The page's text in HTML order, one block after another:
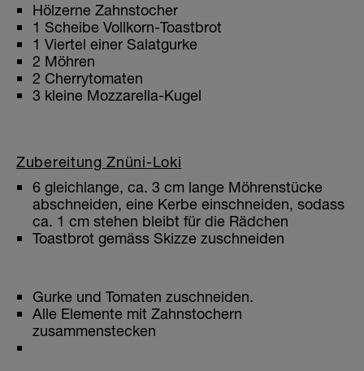
Hölzerne Zahnstocher
1 Scheibe Vollkorn-Toastbrot
1 Viertel einer Salatgurke
2 Möhren
2 Cherrytomaten
3 kleine Mozzarella-Kugel
Zubereitung Znüni-Loki
6 gleichlange, ca. 3 cm lange Möhrenstücke
abschneiden, eine Kerbe einschneiden, sodass
ca. 1 cm stehen bleibt für die Rädchen
Toastbrot gemäss Skizze zuschneiden
Gurke und Tomaten zuschneiden.
Alle Elemente mit Zahnstochern
zusammenstecken